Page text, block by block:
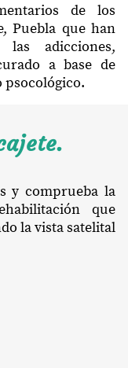
de los
Puebla que han
adicciones,
a base de
psocológico.
y comprueba la
que
la vista satelital